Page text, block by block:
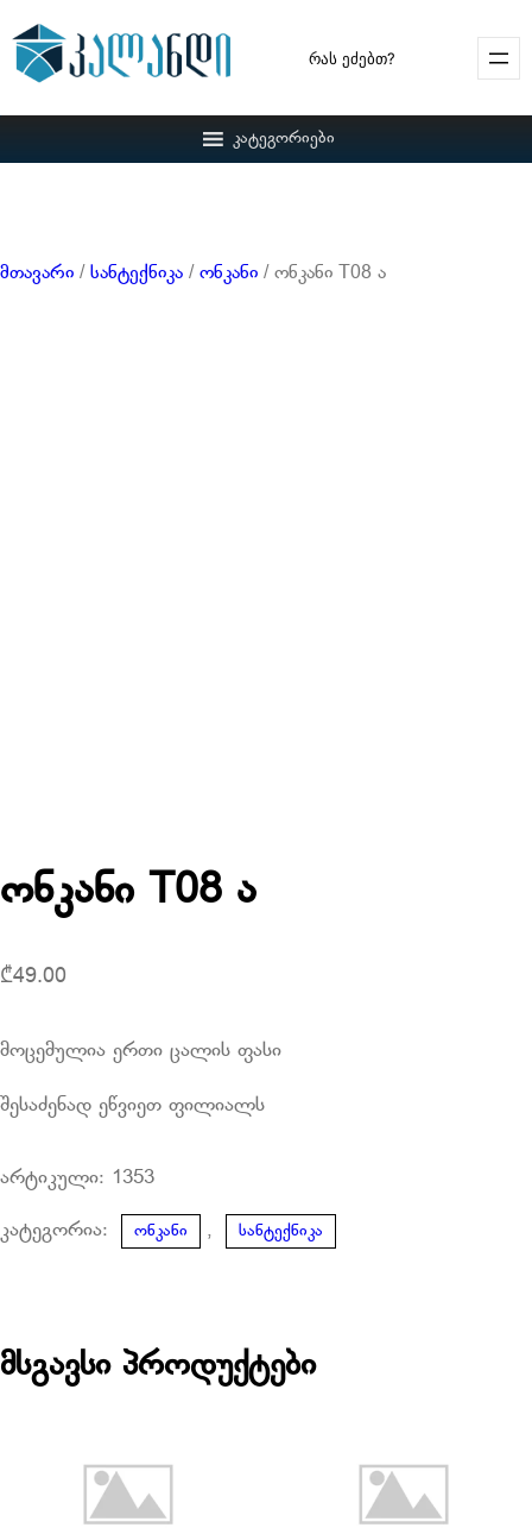
Search
კატეგორიები
მთავარი / სანტექნიკა / ონკანი / ონკანი T08 ა
ონკანი T08 ა
₾49.00
მოცემულია ერთი ცალის ფასი
შესაძენად ეწვიეთ ფილიალს
არტიკული: 1353
კატეგორია: ონკანი , სანტექნიკა
მსგავსი პროდუქტები